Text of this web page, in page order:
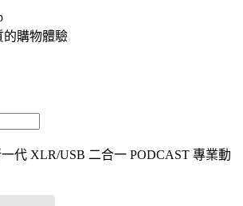
的購物體驗
代 XLR/USB 二合一 PODCAST 專業動